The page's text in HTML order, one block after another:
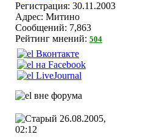
Регистрация: 30.11.2003
Адрес: Митино
Сообщений: 7,863
Рейтинг мнений: 504
26.08.2005,
02:12